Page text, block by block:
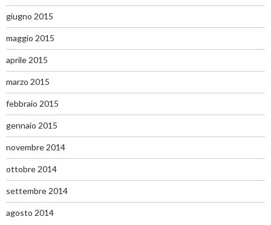
giugno 2015
maggio 2015
aprile 2015
marzo 2015
febbraio 2015
gennaio 2015
novembre 2014
ottobre 2014
settembre 2014
agosto 2014